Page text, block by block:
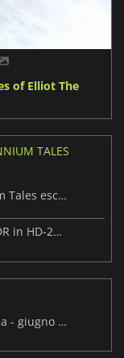
of Elliot The
TALES
The Adventures of Elliot: The Millennium Tales esce dopo mesi di attesa
Adventures of Elliot: Lo straordinario GDR in HD-2D di Square Enix
Uscite di videogiochi di questa settimana - giugno 2026 (settimana 25)